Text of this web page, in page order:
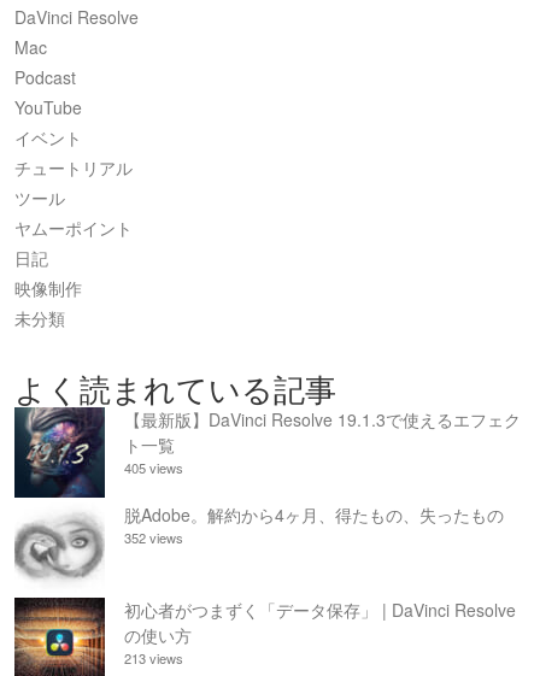
DaVinci Resolve
Mac
Podcast
YouTube
イベント
チュートリアル
ツール
ヤムーポイント
日記
映像制作
未分類
よく読まれている記事
【最新版】DaVinci Resolve 19.1.3で使えるエフェク
ト一覧
405 views
脱Adobe。解約から4ヶ月、得たもの、失ったもの
352 views
初心者がつまずく「データ保存」 | DaVinci Resolve
の使い方
213 views